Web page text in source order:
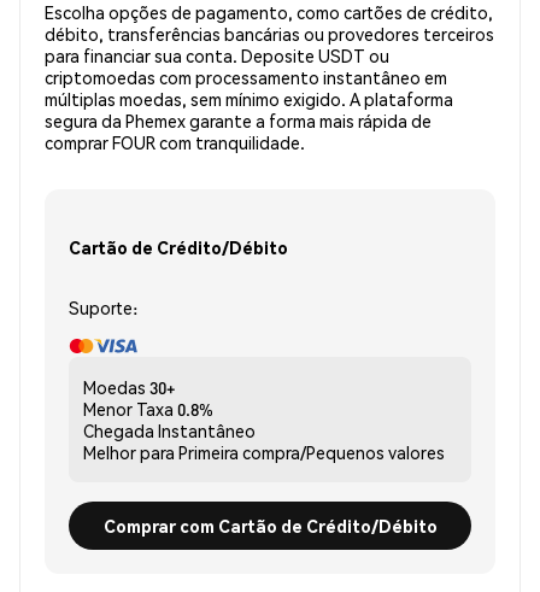
Escolha opções de pagamento, como cartões de crédito,
débito, transferências bancárias ou provedores terceiros
para financiar sua conta. Deposite USDT ou
criptomoedas com processamento instantâneo em
múltiplas moedas, sem mínimo exigido. A plataforma
segura da Phemex garante a forma mais rápida de
comprar FOUR com tranquilidade.
Cartão de Crédito/Débito
Suporte:
Moedas 30+
Menor Taxa 0.8%
Chegada Instantâneo
Melhor para Primeira compra/Pequenos valores
Comprar com Cartão de Crédito/Débito